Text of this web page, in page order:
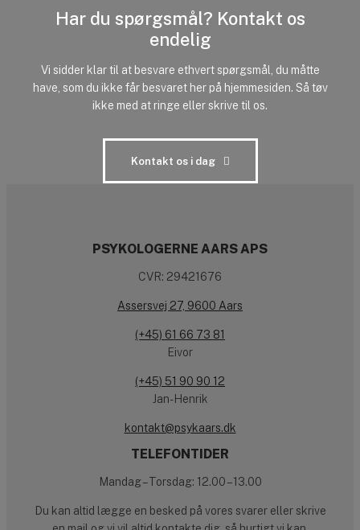
Har du spørgsmål? Kontakt os
endelig
Vi sidder klar til at besvare ethvert spørgsmål, du måtte
have, som du ikke får besvaret her på hjemmesiden. Så tøv
ikke med at ringe eller skrive til os.
Kontakt os i dag
PSYKOLOGERNE AARS APS
CVR: 29421676
Assersvej 27, 9600 Aars
(+45) 61 66 73 81
Eivor
(+45) 51 90 90 12
Jan-Henrik
kontakt@psykaars.dk
TELEFONTIDER
Mandag – Torsdag: 12.00 – 13.00
Du kan altid lægge en besked på vores svarer eller skrive